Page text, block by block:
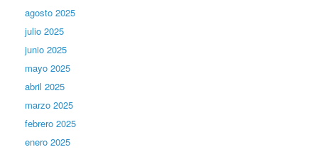
agosto 2025
julio 2025
junio 2025
mayo 2025
abril 2025
marzo 2025
febrero 2025
enero 2025